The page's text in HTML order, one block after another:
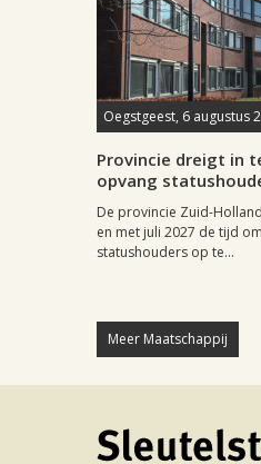
Oegstgeest, 6 augustus
Provincie dreigt in
opvang
De provincie Zuid-
en met juli 2027 de tijd
statushouders op te...
Meer Maatschappij